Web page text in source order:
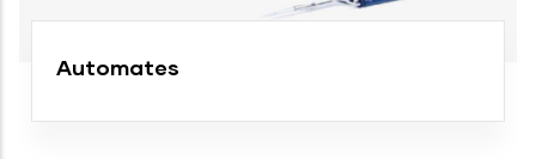
Automates